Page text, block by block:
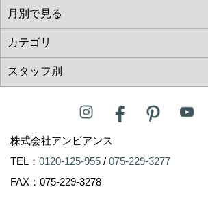
株式会社アンビアンス
TEL： 0120-125-955 / 075-229-3277
FAX：075-229-3278